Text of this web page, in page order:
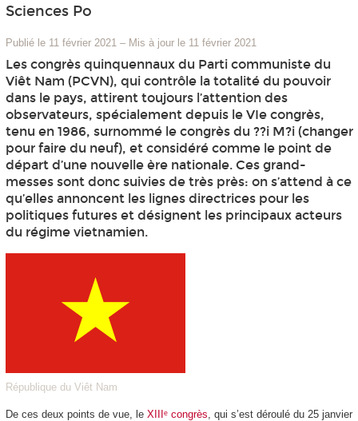
Sciences Po
Publié le 11 février 2021 – Mis à jour le 11 février 2021
Les congrès quinquennaux du Parti communiste du
Viêt Nam (PCVN), qui contrôle la totalité du pouvoir
dans le pays, attirent toujours l’attention des
observateurs, spécialement depuis le VIe congrès,
tenu en 1986, surnommé le congrès du ??i M?i (changer
pour faire du neuf), et considéré comme le point de
départ d’une nouvelle ère nationale. Ces grand-
messes sont donc suivies de très près: on s’attend à ce
qu’elles annoncent les lignes directrices pour les
politiques futures et désignent les principaux acteurs
du régime vietnamien.
République du Viêt Nam
De ces deux points de vue, le XIIIᵉ congrès , qui s’est déroulé du 25 janvier